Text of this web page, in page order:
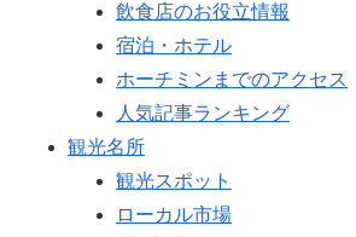
飲食店のお役立情報
宿泊・ホテル
ホーチミンまでのアクセス
人気記事ランキング
観光名所
観光スポット
ローカル市場